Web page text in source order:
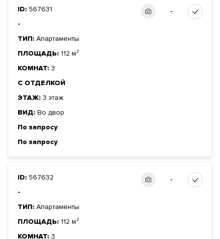
ID: 567631
-
ТИП: Апартаменты
ПЛОЩАДЬ: 112 м²
КОМНАТ: 3
С ОТДЕЛКОЙ
ЭТАЖ: 3 этаж
ВИД: Во двор
По запросу
По запросу
-
ID: 567632
-
ТИП: Апартаменты
ПЛОЩАДЬ: 112 м²
КОМНАТ: 3
-